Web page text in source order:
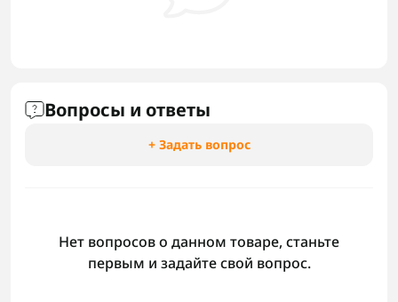
Вопросы и ответы
+ Задать вопрос
Нет вопросов о данном товаре, станьте
первым и задайте свой вопрос.